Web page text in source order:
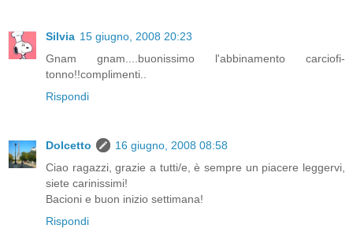
Silvia 15 giugno, 2008 20:23
Gnam gnam....buonissimo l'abbinamento carciofi-
tonno!!complimenti..
Rispondi
Dolcetto
16 giugno, 2008 08:58
Ciao ragazzi, grazie a tutti/e, è sempre un piacere leggervi,
siete carinissimi!
Bacioni e buon inizio settimana!
Rispondi